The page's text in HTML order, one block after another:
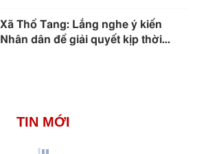
Xã Thổ Tang: Lắng nghe ý kiến
Nhân dân để giải quyết kịp thời...
TIN MỚI